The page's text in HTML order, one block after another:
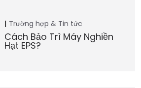
Trường hợp & Tin tức
Cách Bảo Trì Máy Nghiền
Hạt EPS?